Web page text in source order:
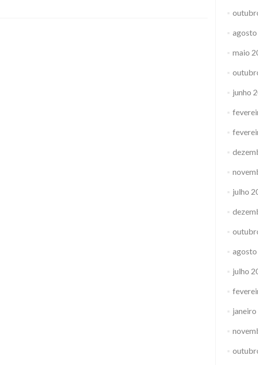
maio
junho
julho
julho